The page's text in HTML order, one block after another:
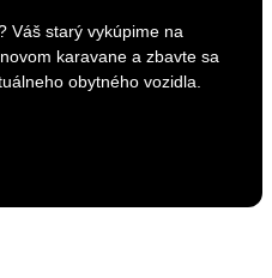
Váš starý vykúpime na
karavane a zbavte sa
obytného vozidla.